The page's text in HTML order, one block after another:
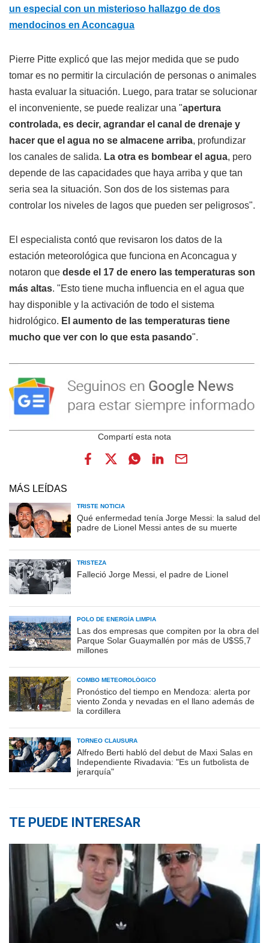
un especial con un misterioso hallazgo de dos
mendocinos en Aconcagua
Pierre Pitte explicó que las mejor medida que se pudo
tomar es no permitir la circulación de personas o animales
hasta evaluar la situación. Luego, para tratar se solucionar
el inconveniente, se puede realizar una "apertura
controlada, es decir, agrandar el canal de drenaje y
hacer que el agua no se almacene arriba, profundizar
los canales de salida. La otra es bombear el agua, pero
depende de las capacidades que haya arriba y que tan
seria sea la situación. Son dos de los sistemas para
controlar los niveles de lagos que pueden ser peligrosos".
El especialista contó que revisaron los datos de la
estación meteorológica que funciona en Aconcagua y
notaron que desde el 17 de enero las temperaturas son
más altas. "Esto tiene mucha influencia en el agua que
hay disponible y la activación de todo el sistema
hidrológico. El aumento de las temperaturas tiene
mucho que ver con lo que esta pasando".
MÁS LEÍDAS
TRISTE NOTICIA
Qué enfermedad tenía Jorge Messi: la salud del
padre de Lionel Messi antes de su muerte
TRISTEZA
Falleció Jorge Messi, el padre de Lionel
POLO DE ENERGÍA LIMPIA
Las dos empresas que compiten por la obra del
Parque Solar Guaymallén por más de U$S5,7
millones
COMBO METEOROLÓGICO
Pronóstico del tiempo en Mendoza: alerta por
viento Zonda y nevadas en el llano además de
la cordillera
TORNEO CLAUSURA
Alfredo Berti habló del debut de Maxi Salas en
Independiente Rivadavia: "Es un futbolista de
jerarquía"
TE PUEDE INTERESAR